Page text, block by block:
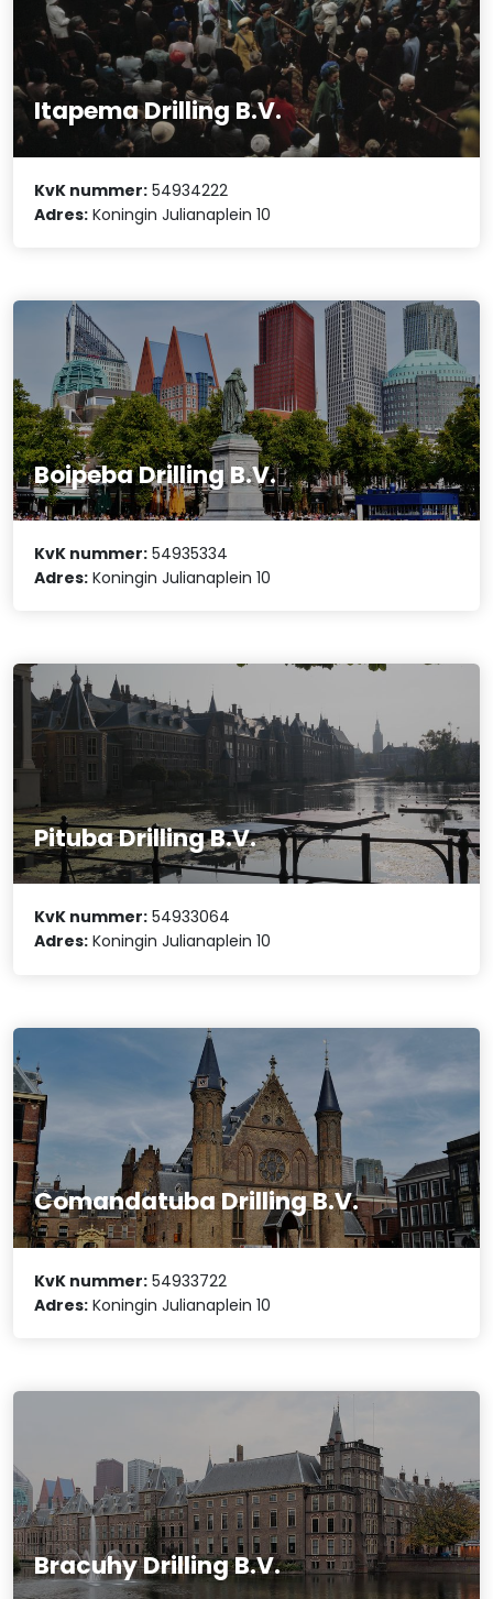
Itapema Drilling B.V.
KvK nummer: 54934222
Adres: Koningin Julianaplein 10
Boipeba Drilling B.V.
KvK nummer: 54935334
Adres: Koningin Julianaplein 10
Pituba Drilling B.V.
KvK nummer: 54933064
Adres: Koningin Julianaplein 10
Comandatuba Drilling B.V.
KvK nummer: 54933722
Adres: Koningin Julianaplein 10
Bracuhy Drilling B.V.